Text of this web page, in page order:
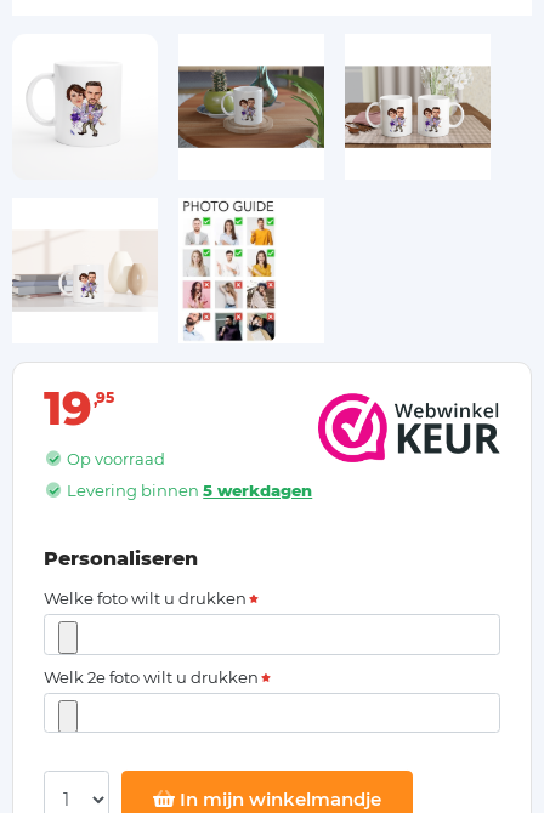
19 95
Op voorraad
Levering binnen5 werkdagen
Personaliseren
Welke foto wilt u drukken
Welk 2e foto wilt u drukken
In mijn winkelmandje